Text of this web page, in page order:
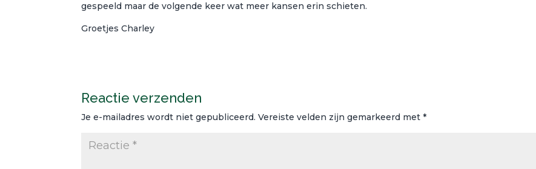
gespeeld maar de volgende keer wat meer kansen erin schieten.
Groetjes Charley
Reactie verzenden
Je e-mailadres wordt niet gepubliceerd. Vereiste velden zijn gemarkeerd met*